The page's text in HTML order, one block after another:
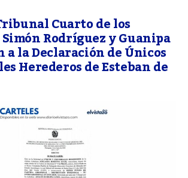
Cuarto de los
Rodríguez y Guanipa
la Declaración de Únicos
Herederos de Esteban de